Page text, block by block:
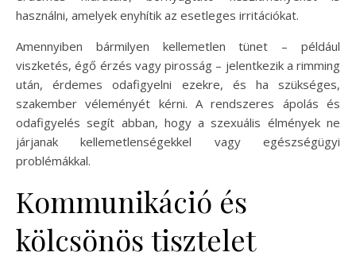
használni, amelyek enyhítik az esetleges irritációkat.
Amennyiben bármilyen kellemetlen tünet – például
viszketés, égő érzés vagy pirosság – jelentkezik a rimming
után, érdemes odafigyelni ezekre, és ha szükséges,
szakember véleményét kérni. A rendszeres ápolás és
odafigyelés segít abban, hogy a szexuális élmények ne
járjanak kellemetlenségekkel vagy egészségügyi
problémákkal.
Kommunikáció és
kölcsönös tisztelet